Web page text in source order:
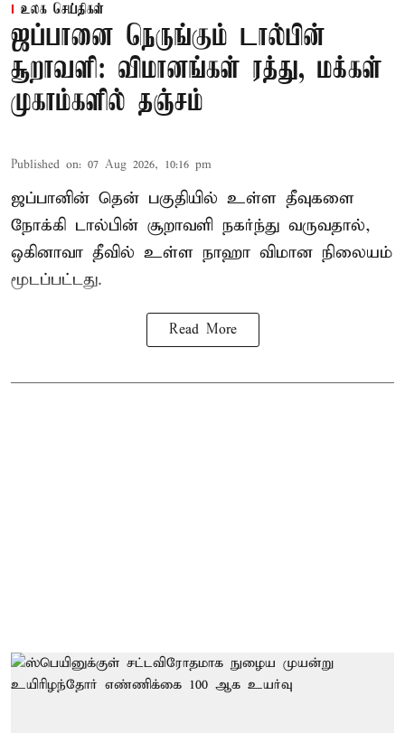
உலக செய்திகள்
ஜப்பானை நெருங்கும் டால்பின்
சூறாவளி: விமானங்கள் ரத்து, மக்கள்
முகாம்களில் தஞ்சம்
Published on: 07 Aug 2026, 10:16 pm
ஜப்பானின் தென் பகுதியில் உள்ள தீவுகளை
நோக்கி டால்பின் சூறாவளி நகர்ந்து வருவதால்,
ஒகினாவா தீவில் உள்ள நாஹா விமான நிலையம்
மூடப்பட்டது.
Read More